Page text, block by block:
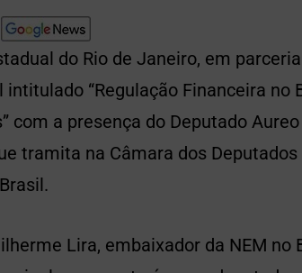
do Rio de Janeiro, em
“Regulação Financeira no
com a presença do Deputado
tramita na Câmara dos
Lira, embaixador da NEM no